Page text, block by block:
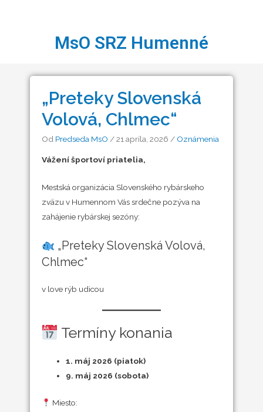
MsO SRZ Humenné
„Preteky Slovenská
Volová, Chlmec“
Od Predseda MsO /21 apríla, 2026 / Oznámenia
Vážení športoví priatelia,
Mestská organizácia Slovenského rybárskeho
zväzu v Humennom Vás srdečne pozýva na
zahájenie rybárskej sezóny:
„Preteky Slovenská Volová,
Chlmec“
v love rýb udicou
Termíny konania
1. máj 2026 (piatok)
9. máj 2026 (sobota)
Miesto: